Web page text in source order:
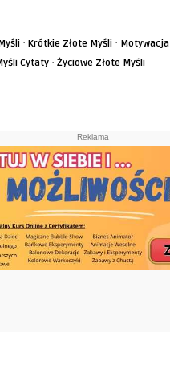
· Krótkie Złote Myśli · Motywacja
Cytaty · Życiowe Złote Myśli
Reklama